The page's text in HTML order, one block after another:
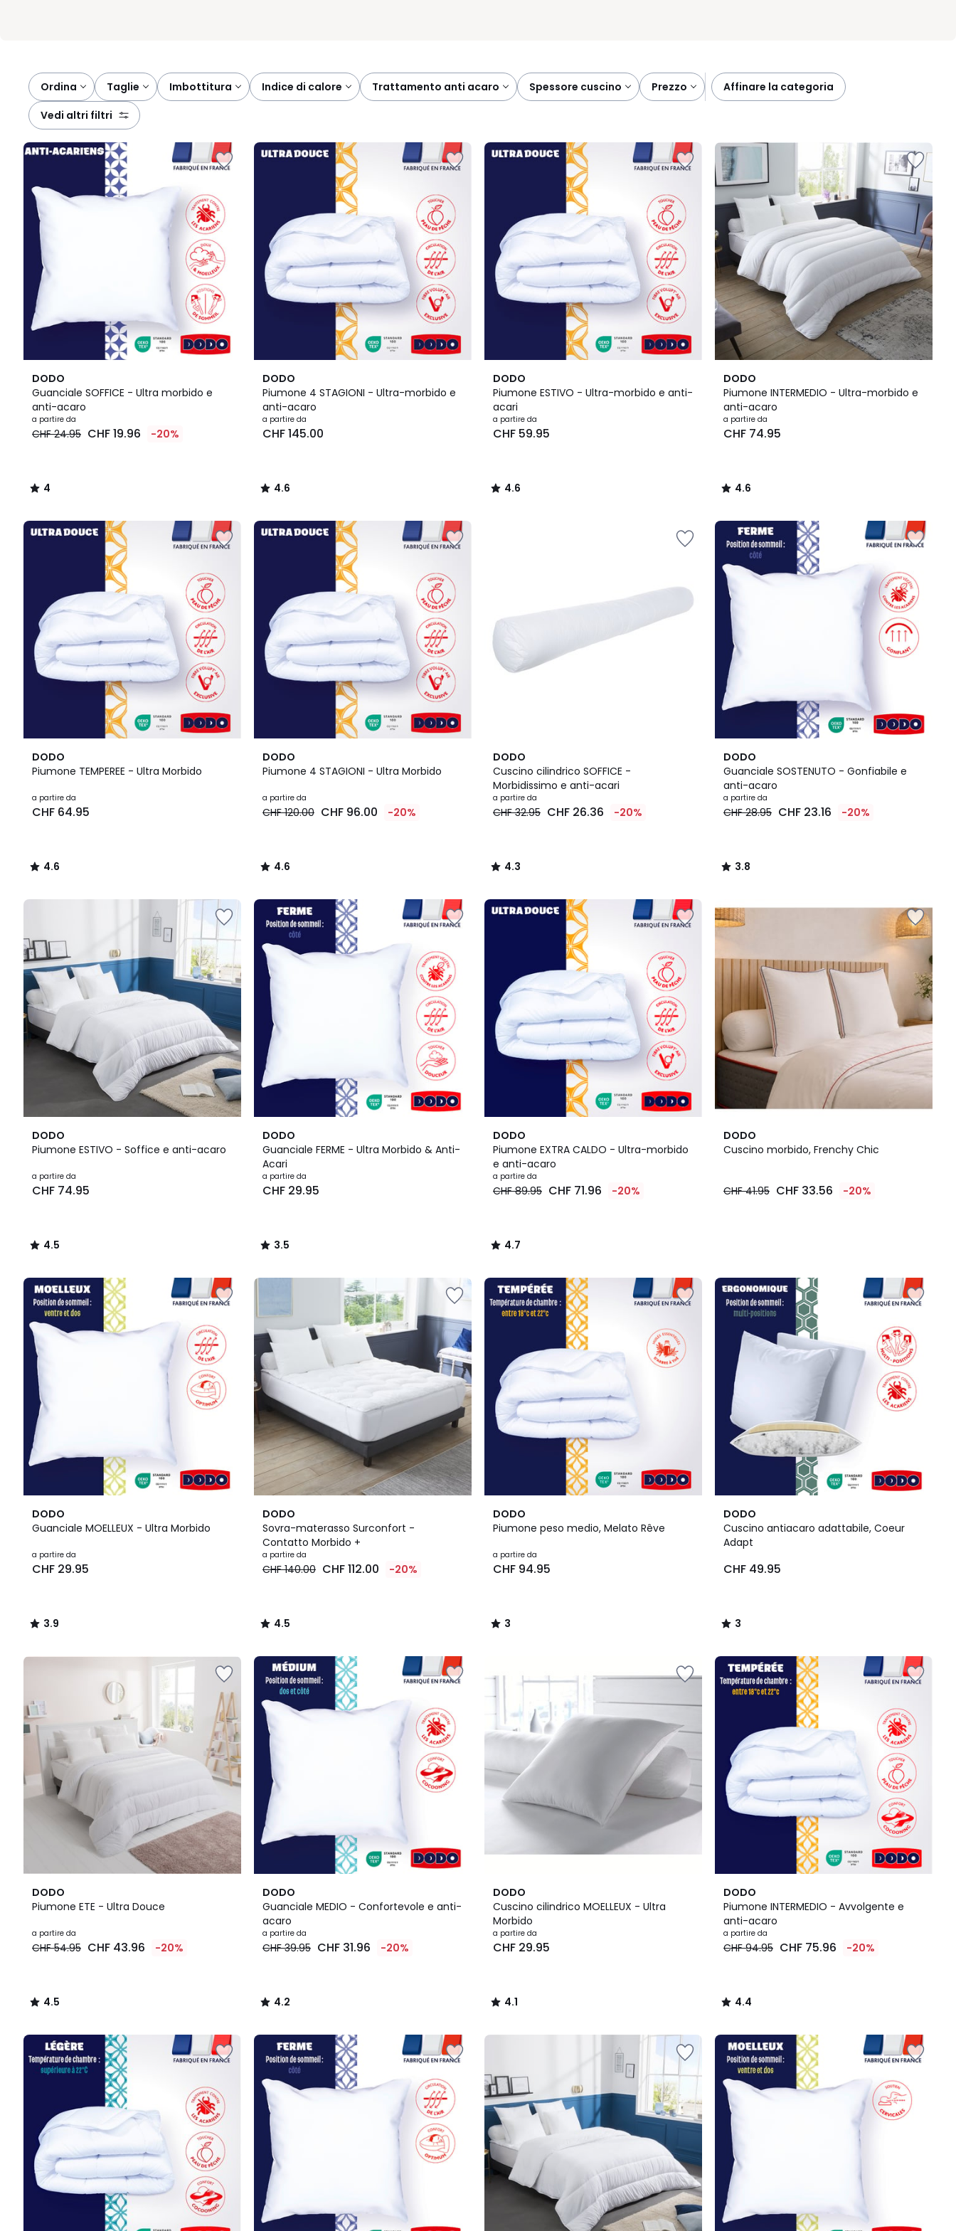
Ordina taglie imbottitura indice di calore trattamento anti acaro spessore cuscino prezzo
affinare la categoria
vedi altri filtri
DODO
Guanciale SOFFICE - Ultra morbido e
anti-acaro
Prezzo
a
19.96
di
CHF
riduzione
applicata.
a partire da
CHF 24.95 CHF 19.96 -20%
4
/
5
4
/
DODO
Piumone 4 STAGIONI - Ultra-morbido e
anti-acaro
a partire da
CHF 145.00
4.6
/ 5
4.6
/
DODO
Piumone ESTIVO - Ultra-morbido e anti-
acari
a partire da
CHF 59.95
4.6
/ 5
4.6
/
DODO
Piumone INTERMEDIO - Ultra-morbido e
anti-acaro
a partire da
CHF 74.95
4.6
/ 5
4.6
/
DODO
Piumone TEMPEREE - Ultra Morbido
a partire da
CHF 64.95
4.6
/ 5
4.6
/
DODO
Piumone 4 STAGIONI - Ultra Morbido
a partire da
CHF 120.00 CHF 96.00 -20%
4.6
/ 5
4.6
/
DODO
Cuscino cilindrico SOFFICE -
Morbidissimo e anti-acari
a partire da
CHF 32.95 CHF 26.36 -20%
4.3
/ 5
4.3
/
DODO
Guanciale SOSTENUTO - Gonfiabile e
anti-acaro
a partire da
CHF 28.95 CHF 23.16 -20%
3.8
/ 5
3.8
/
DODO
Piumone ESTIVO - Soffice e anti-acaro
a partire da
CHF 74.95
4.5
/ 5
4.5
/
DODO
Guanciale FERME - Ultra Morbido & Anti-
Acari
a partire da
CHF 29.95
3.5
/ 5
3.5
/
DODO
Piumone EXTRA CALDO - Ultra-morbido
e anti-acaro
a partire da
CHF 89.95 CHF 71.96 -20%
4.7
/ 5
4.7
/
DODO
Cuscino morbido, Frenchy Chic
CHF 41.95 CHF 33.56 -20%
DODO
Guanciale MOELLEUX - Ultra Morbido
a partire da
CHF 29.95
3.9
/ 5
3.9
/
DODO
Sovra-materasso Surconfort -
Contatto Morbido +
a partire da
CHF 140.00 CHF 112.00 -20%
4.5
/ 5
4.5
/
DODO
Piumone peso medio, Melato Rêve
a partire da
CHF 94.95
3
/
3
/
DODO
Cuscino antiacaro adattabile, Coeur
Adapt
CHF 49.95
3
/
5
3
/
DODO
Piumone ETE - Ultra Douce
a partire da
CHF 54.95 CHF 43.96 -20%
4.5
/ 5
4.5
/
DODO
Guanciale MEDIO - Confortevole e anti-
acaro
a partire da
CHF 39.95 CHF 31.96 -20%
4.2
/ 5
4.2
/
DODO
Cuscino cilindrico MOELLEUX - Ultra
Morbido
a partire da
CHF 29.95
4.1
/ 5
4.1
/
DODO
Piumone INTERMEDIO - Avvolgente e
anti-acaro
a partire da
CHF 94.95 CHF 75.96 -20%
4.4
/ 5
4.4
/